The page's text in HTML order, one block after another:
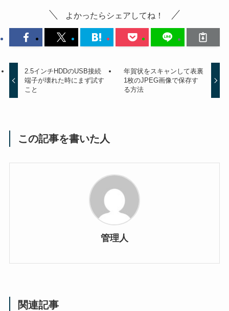
よかったらシェアしてね！
2.5インチHDDのUSB接続
端子が壊れた時にまず試す
こと
年賀状をスキャンして表裏
1枚のJPEG画像で保存す
る方法
この記事を書いた人
管理人
関連記事